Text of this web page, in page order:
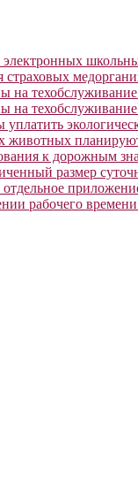
электронных
на
на
животных
к дорожным
размер
отдельное
рабочего